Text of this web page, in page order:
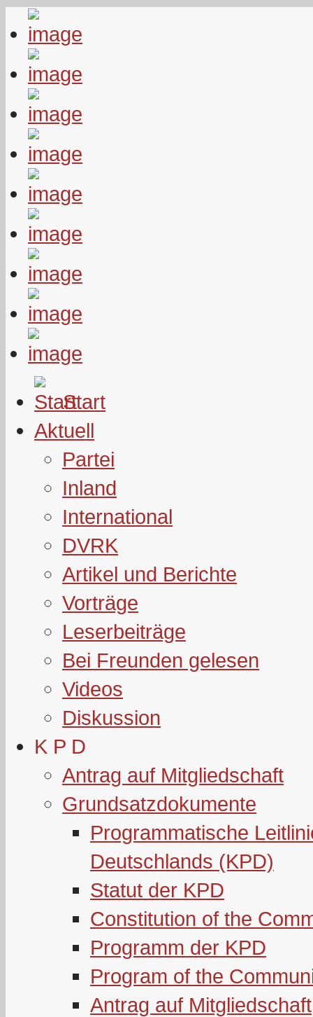
Start
Aktuell
Partei
Inland
International
DVRK
Artikel und Berichte
Vorträge
Leserbeiträge
Bei Freunden gelesen
Videos
Diskussion
K P D
Antrag auf Mitgliedschaft
Grundsatzdokumente
Programmatische
Deutschlands (KPD)
Statut der KPD
Constitution of the
Programm der KPD
Program of the
Antrag auf Mitgliedschaft